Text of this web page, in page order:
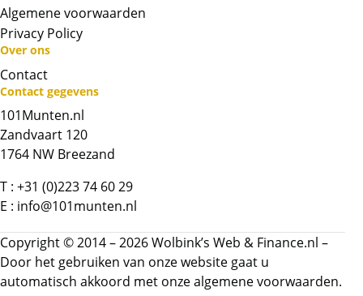
Neem contact op met op!
Chat met ons
Whatsapp ons!
Bel ons
Algemene voorwaarden
Privacy Policy
Over ons
Contact
Contact gegevens
101Munten.nl
Zandvaart 120
1764 NW Breezand
T : +31 (0)223 74 60 29
E : info@101munten.nl
Copyright © 2014 – 2026 Wolbink’s Web & Finance.nl –
Door het gebruiken van onze website gaat u
automatisch akkoord met onzealgemene voorwaarden.